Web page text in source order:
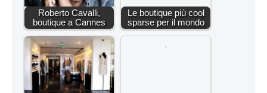
Roberto Cavalli,
boutique a Cannes
Le boutique più cool
sparse per il mondo